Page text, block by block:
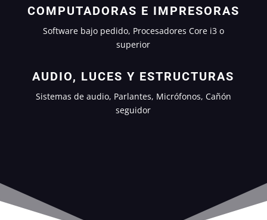
COMPUTADORAS E IMPRESORAS
Software bajo pedido, Procesadores Core i3 o
superior
AUDIO, LUCES Y ESTRUCTURAS
Sistemas de audio, Parlantes, Micrófonos, Cañón
seguidor